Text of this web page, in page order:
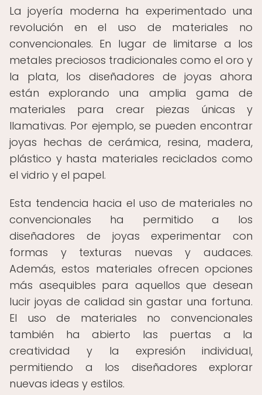
La joyería moderna ha experimentado una
revolución en el uso de materiales no
convencionales. En lugar de limitarse a los
metales preciosos tradicionales como el oro y
la plata, los diseñadores de joyas ahora
están explorando una amplia gama de
materiales para crear piezas únicas y
llamativas. Por ejemplo, se pueden encontrar
joyas hechas de cerámica, resina, madera,
plástico y hasta materiales reciclados como
el vidrio y el papel.
Esta tendencia hacia el uso de materiales no
convencionales ha permitido a los
diseñadores de joyas experimentar con
formas y texturas nuevas y audaces.
Además, estos materiales ofrecen opciones
más asequibles para aquellos que desean
lucir joyas de calidad sin gastar una fortuna.
El uso de materiales no convencionales
también ha abierto las puertas a la
creatividad y la expresión individual,
permitiendo a los diseñadores explorar
nuevas ideas y estilos.